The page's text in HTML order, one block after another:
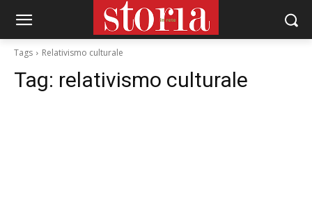
Tags Relativismo culturale
Tag: relativismo culturale